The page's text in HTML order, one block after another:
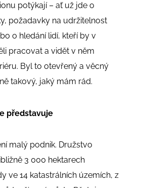
potýkají – ať už jde o
požadavky na udržitelnost
o hledání lidí, kteří by v
pracovat a vidět v něm
Byl to otevřený a věcný
takový, jaký mám rád.
představuje
malý podnik. Družstvo
3 000 hektarech
ve 14 katastrálních územích, z